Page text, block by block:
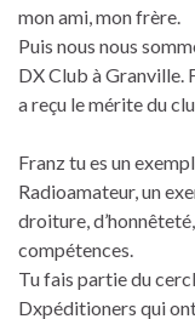
mon ami, mon frère.
Puis nous nous
DX Club à Granville.
a reçu le mérite du
Franz tu es un
Radioamateur, un
droiture,
compétences.
Tu fais partie du
Dxpéditioners qui